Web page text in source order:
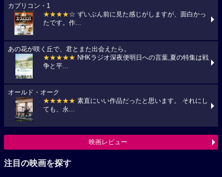
カプリコン・1
★★★★☆ ずいぶん前に見た感じがしますが、面白かっ
たです。作...
あの花が咲く丘で、君とまた出会えたら。
★★★★★ NHKラジオ深夜便明日への言葉,夏の特集は戦
争と平...
オールド・オーク
★★★★★ 素直にいい作品だったと思います。 それにし
ても、永...
映画レビュー
注目の映画を探す